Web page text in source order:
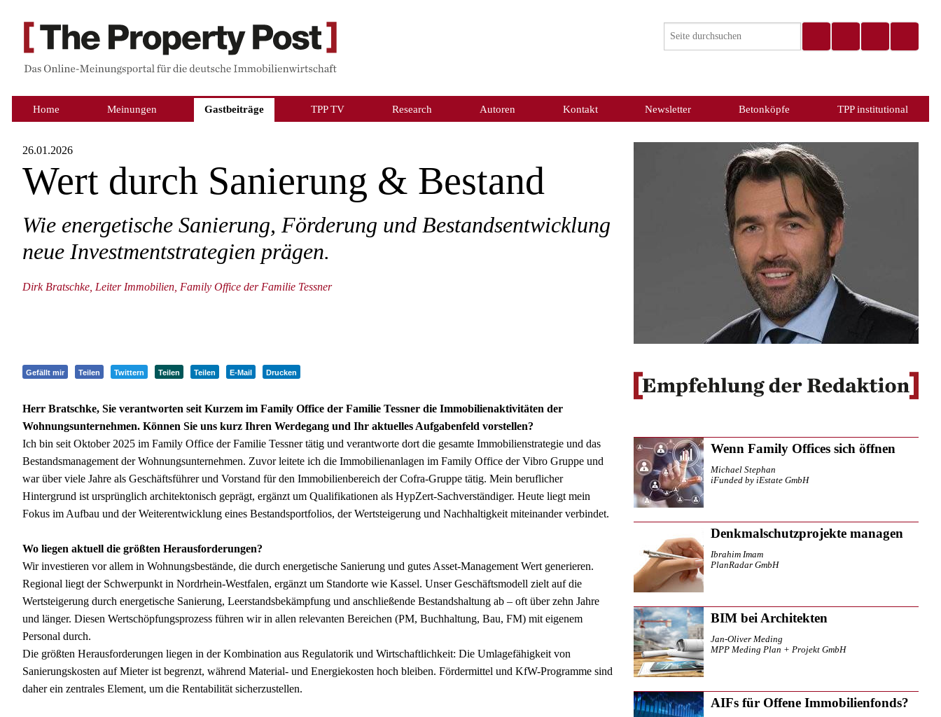
Home Meinungen Gastbeiträge TPP TV Research Autoren Kontakt Newsletter Betonköpfe TPP institutional
26.01.2026
Wert durch Sanierung & Bestand
Wie energetische Sanierung, Förderung und Bestandsentwicklung
neue Investmentstrategien prägen.
Dirk Bratschke, Leiter Immobilien, Family Office der Familie Tessner
Gefällt mir Teilen Twittern Teilen Teilen E-Mail Drucken
Herr Bratschke, Sie verantworten seit Kurzem im Family Office der Familie Tessner die Immobilienaktivitäten der
Wohnungsunternehmen. Können Sie uns kurz Ihren Werdegang und Ihr aktuelles Aufgabenfeld vorstellen?
Ich bin seit Oktober 2025 im Family Office der Familie Tessner tätig und verantworte dort die gesamte Immobilienstrategie und das
Bestandsmanagement der Wohnungsunternehmen. Zuvor leitete ich die Immobilienanlagen im Family Office der Vibro Gruppe und
war über viele Jahre als Geschäftsführer und Vorstand für den Immobilienbereich der Cofra-Gruppe tätig. Mein beruflicher
Hintergrund ist ursprünglich architektonisch geprägt, ergänzt um Qualifikationen als HypZert-Sachverständiger. Heute liegt mein
Fokus im Aufbau und der Weiterentwicklung eines Bestandsportfolios, der Wertsteigerung und Nachhaltigkeit miteinander verbindet.
Wo liegen aktuell die größten Herausforderungen?
Wir investieren vor allem in Wohnungsbestände, die durch energetische Sanierung und gutes Asset-Management Wert generieren.
Regional liegt der Schwerpunkt in Nordrhein-Westfalen, ergänzt um Standorte wie Kassel. Unser Geschäftsmodell zielt auf die
Wertsteigerung durch energetische Sanierung, Leerstandsbekämpfung und anschließende Bestandshaltung ab – oft über zehn Jahre
und länger. Diesen Wertschöpfungsprozess führen wir in allen relevanten Bereichen (PM, Buchhaltung, Bau, FM) mit eigenem
Personal durch.
Die größten Herausforderungen liegen in der Kombination aus Regulatorik und Wirtschaftlichkeit: Die Umlagefähigkeit von
Sanierungskosten auf Mieter ist begrenzt, während Material- und Energiekosten hoch bleiben. Fördermittel und KfW-Programme sind
daher ein zentrales Element, um die Rentabilität sicherzustellen.
Wenn Family Offices sich öffnen
Michael Stephan
iFunded by iEstate GmbH
Denkmalschutzprojekte managen
Ibrahim Imam
PlanRadar GmbH
BIM bei Architekten
Jan-Oliver Meding
MPP Meding Plan + Projekt GmbH
AIFs für Offene Immobilienfonds?